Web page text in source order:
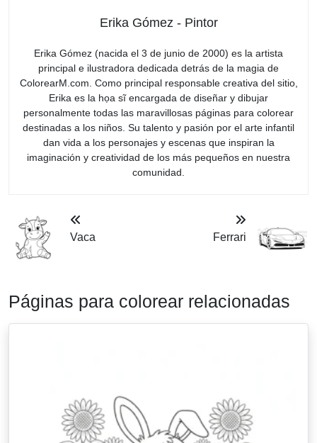
Erika Gómez - Pintor
Erika Gómez (nacida el 3 de junio de 2000) es la artista
principal e ilustradora dedicada detrás de la magia de
ColorearM.com. Como principal responsable creativa del sitio,
Erika es la họa sĩ encargada de diseñar y dibujar
personalmente todas las maravillosas páginas para colorear
destinadas a los niños. Su talento y pasión por el arte infantil
dan vida a los personajes y escenas que inspiran la
imaginación y creatividad de los más pequeños en nuestra
comunidad.
Vaca Ferrari
Páginas para colorear relacionadas